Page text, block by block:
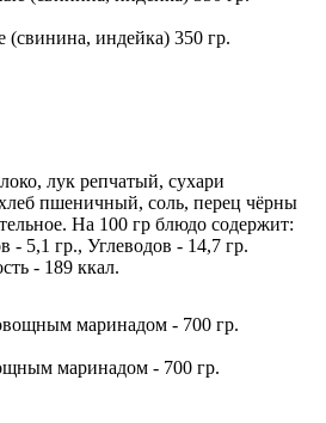
(свинина, индейка) 350 гр.
лук репчатый, сухари
пшеничный, соль, перец чёрны
На 100 гр блюдо содержит:
- 5,1 гр., Углеводов - 14,7 гр.
- 189 ккал.
маринадом - 700 гр.